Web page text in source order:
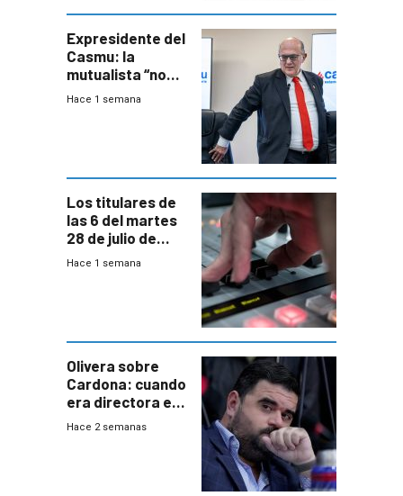
seguridad
Expresidente del
Casmu: la
mutualista “no
está para pagar”
Hace 1 semana
Los titulares de
las 6 del martes
28 de julio de
2026
Hace 1 semana
Olivera sobre
Cardona: cuando
era directora en
UTE “no era muy
Hace 2 semanas